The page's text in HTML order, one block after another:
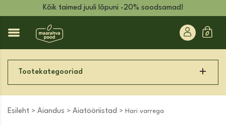
Kõik taimed juuli lõpuni -20% soodsamad!
Tootekategooriad
Esileht > Aiandus > Aiatööriistad > Hari varrega